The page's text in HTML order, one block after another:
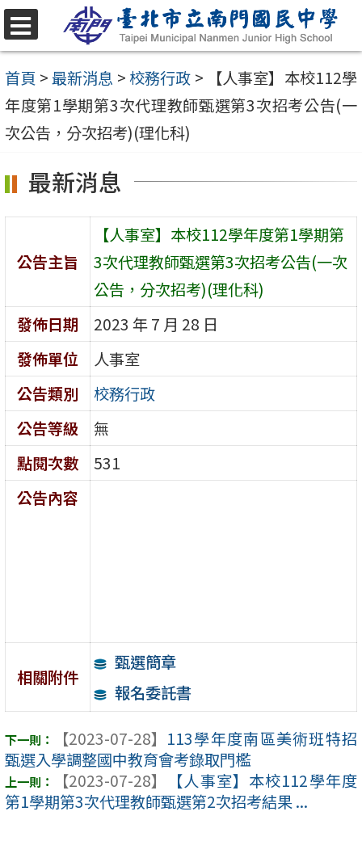
跳
至
主
要
內
區
選
單
首頁 >最新消息 >校務行政 >
【人事室】本校112學
年度第1學期第3次代理教師甄選第3次招考公告(一
次公告，分次招考)(理化科)
最新消息
公告主旨
【人事室】本校112學年度第1學期第
3次代理教師甄選第3次招考公告(一次
公告，分次招考)(理化科)
發佈日期
2023 年 7 月 28 日
發佈單位
人事室
公告類別
校務行政
公告等級
無
點閱次數
531
公告內容
相關附件
甄選簡章
報名委託書
【2023-07-28】 113學年度南區美術班特招
甄選入學調整國中教育會考錄取門檻
【2023-07-28】
【人事室】本校112學年度
第1學期第3次代理教師甄選第2次招考結果 ...